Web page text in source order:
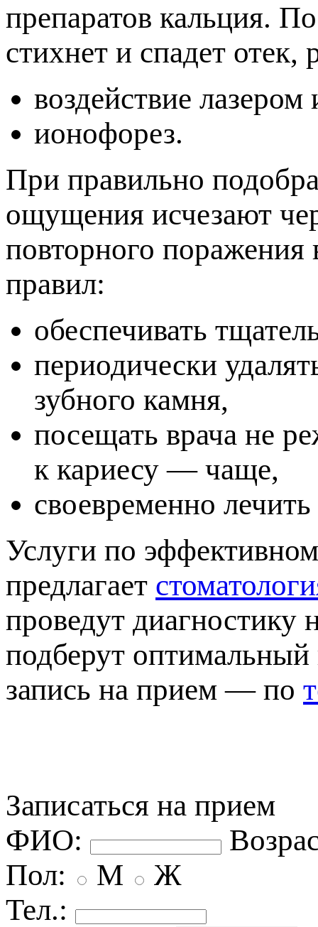
репаратов кальция.
стихнет и спадет
оздействие лазером
ионофорез.
При правильно
ощущения исчезают
овторного поражения
равил:
обеспечивать
ериодически
зубного камня,
осещать врача не
к кариесу — чаще,
своевременно
Услуги по
редлагает
роведут диагностику
одберут оптимальный
запись на прием — по
Записаться на прием
ФИО:
Пол:
М
Ж
Тел.: